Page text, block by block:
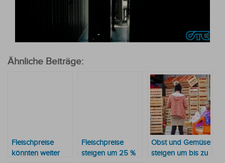
Ähnliche Beiträge:
Fleischpreise
könnten weiter
Fleischpreise
steigen um 25 %
Obst und Gemüse
steigen um bis zu